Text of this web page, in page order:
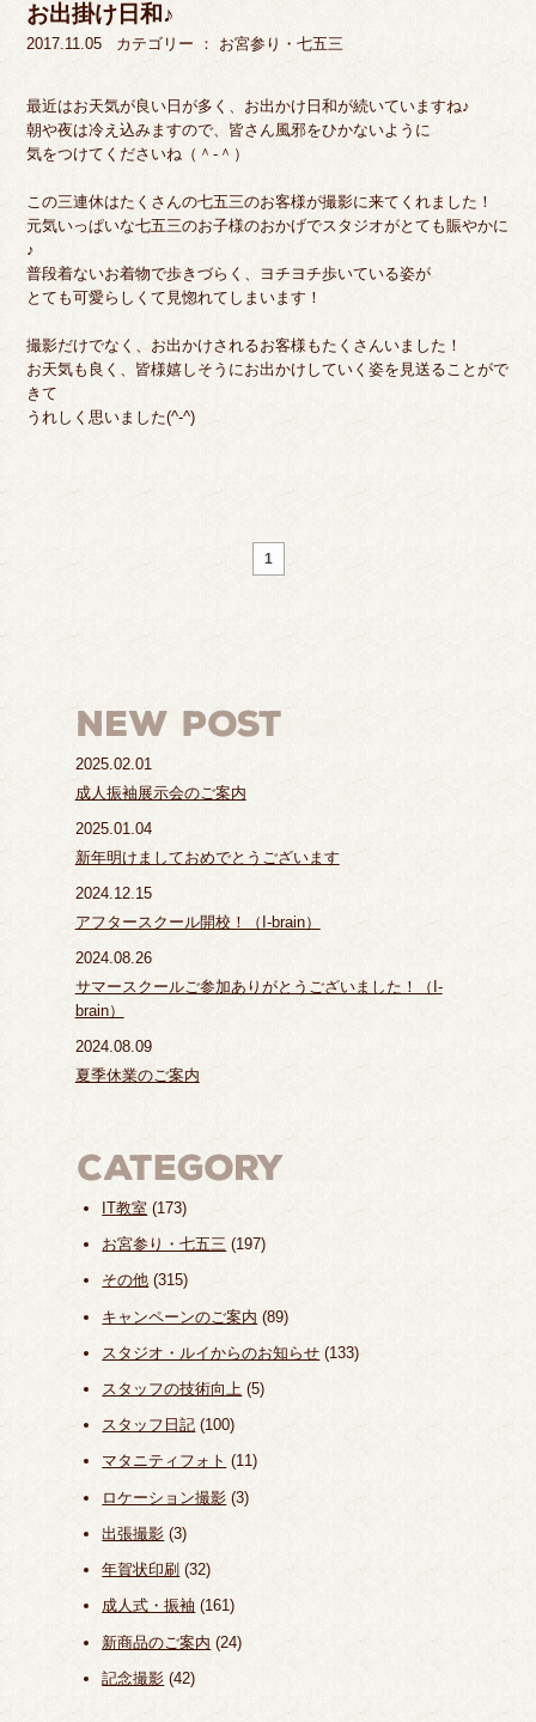
お出掛け日和♪
2017.11.05 カテゴリー ： お宮参り・七五三
最近はお天気が良い日が多く、お出かけ日和が続いていますね♪
朝や夜は冷え込みますので、皆さん風邪をひかないように
気をつけてくださいね（＾-＾）
この三連休はたくさんの七五三のお客様が撮影に来てくれました！
元気いっぱいな七五三のお子様のおかげでスタジオがとても賑やかに
♪
普段着ないお着物で歩きづらく、ヨチヨチ歩いている姿が
とても可愛らしくて見惚れてしまいます！
撮影だけでなく、お出かけされるお客様もたくさんいました！
お天気も良く、皆様嬉しそうにお出かけしていく姿を見送ることがで
きて
うれしく思いました(^-^)
1
2025.02.01
成人振袖展示会のご案内
2025.01.04
新年明けましておめでとうございます
2024.12.15
アフタースクール開校！（I-brain）
2024.08.26
サマースクールご参加ありがとうございました！（I-
brain）
2024.08.09
夏季休業のご案内
IT教室 (173)
お宮参り・七五三 (197)
その他 (315)
キャンペーンのご案内 (89)
スタジオ・ルイからのお知らせ (133)
スタッフの技術向上 (5)
スタッフ日記 (100)
マタニティフォト (11)
ロケーション撮影 (3)
出張撮影 (3)
年賀状印刷 (32)
成人式・振袖 (161)
新商品のご案内 (24)
記念撮影 (42)